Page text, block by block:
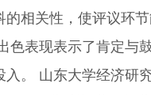
相关性，使评议环
色表现表示了肯定与
。 山东大学经济研究